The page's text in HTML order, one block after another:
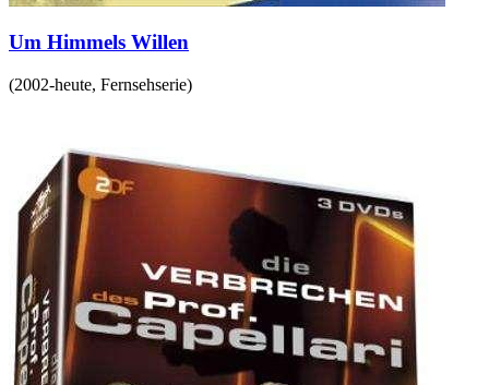
Um Himmels Willen
(2002-heute, Fernsehserie)